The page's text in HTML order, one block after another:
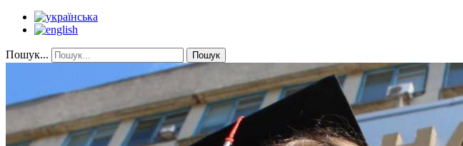
Пошук... Пошук